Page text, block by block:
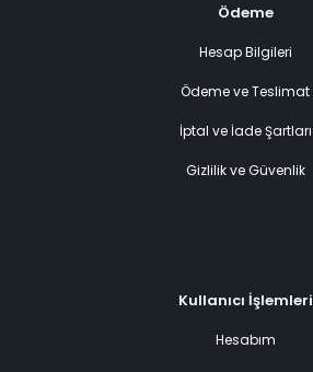
Ödeme
Hesap Bilgileri
Ödeme ve Teslimat
İptal ve İade Şartları
Gizlilik ve Güvenlik
Kullanıcı İşlemleri
Hesabım